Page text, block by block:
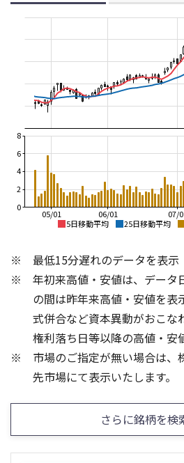
5日移動平均 25日移動平均
07/
06/01
05/01
0
2
4
6
8
13週移動平均 26週移動平均
0
2
4
5ヶ月移動平均 25ヶ月移動平均
0
6
最低15分遅れのデータを表示
年初来高値・安値は、データ
の間は昨年来高値・安値を表
式併合など資本異動がおこな
権利落ち日等以降の高値・安
市場のご指定が無い場合は、
先市場にて表示いたします。
さらに銘柄を検